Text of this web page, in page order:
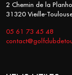
2 Chemin de la Planho
31320 Vieille-
05 61 73 45 48